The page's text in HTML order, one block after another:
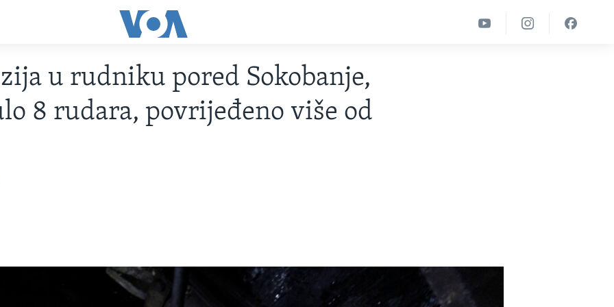
u rudniku pored Sokobanje,
8 rudara, povrijeđeno više od